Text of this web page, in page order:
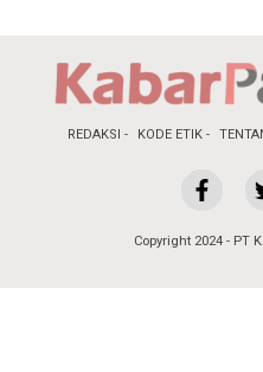
REDAKSI KODE ETIK
Copyright 2024 - PT